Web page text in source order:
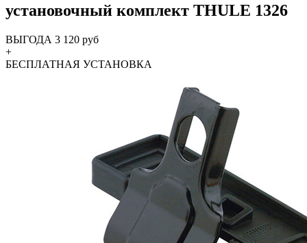
установочный комплект THULE 1326
ВЫГОДА 3 120 руб
+
БЕСПЛАТНАЯ УСТАНОВКА